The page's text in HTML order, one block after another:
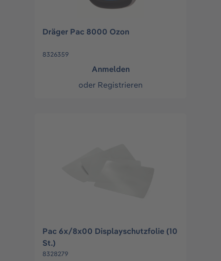
Dräger Pac 8000 Ozon
8326359
Anmelden
oder Registrieren
Pac 6x/8x00 Displayschutzfolie (10
St.)
8328279